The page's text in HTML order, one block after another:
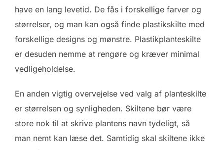
have en lang levetid. De fås i forskellige farver og
størrelser, og man kan også finde plastikskilte med
forskellige designs og mønstre. Plastikplanteskilte
er desuden nemme at rengøre og kræver minimal
vedligeholdelse.
En anden vigtig overvejelse ved valg af planteskilte
er størrelsen og synligheden. Skiltene bør være
store nok til at skrive plantens navn tydeligt, så
man nemt kan læse det. Samtidig skal skiltene ikke